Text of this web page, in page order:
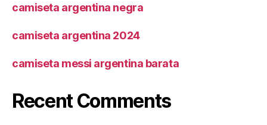
camiseta argentina negra
camiseta argentina 2024
camiseta messi argentina barata
Recent Comments